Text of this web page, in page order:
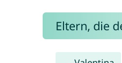
Eltern, die